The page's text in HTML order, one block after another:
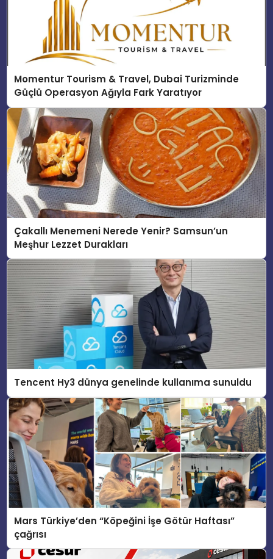
Momentur Tourism & Travel, Dubai Turizminde
Güçlü Operasyon Ağıyla Fark Yaratıyor
Çakallı Menemeni Nerede Yenir? Samsun’un
Meşhur Lezzet Durakları
Tencent Hy3 dünya genelinde kullanıma sunuldu
Mars Türkiye’den “Köpeğini İşe Götür Haftası”
çağrısı